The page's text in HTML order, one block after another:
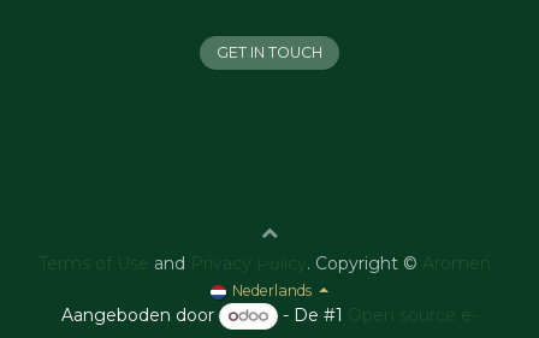
GET IN TOUCH
Terms of Use and Privacy Policy . Copyright © Aromen
Nederlands
Aangeboden door - De #1 Open source e-